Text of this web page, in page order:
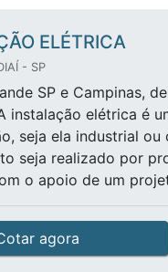
ELÉTRICA
- SP
SP e Campinas,
instalação elétrica é
seja ela industrial
seja realizado por
o apoio de um
agora